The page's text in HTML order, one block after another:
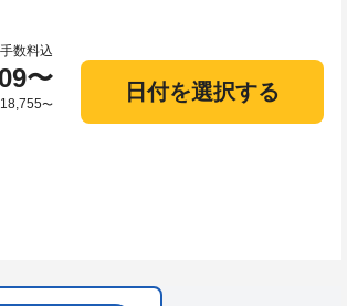
数料込
〜
18,755〜
日付を選択する